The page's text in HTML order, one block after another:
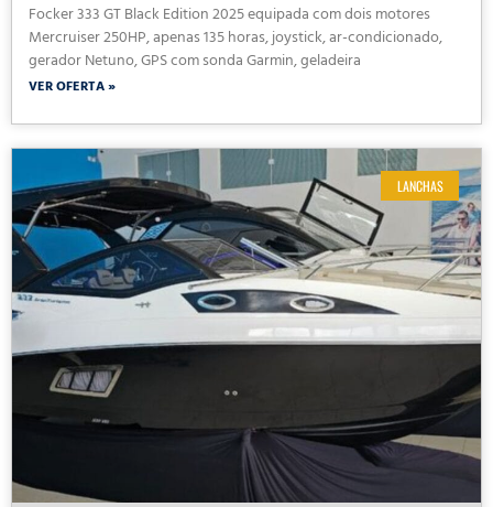
Focker 333 GT Black Edition 2025 equipada com dois motores
Mercruiser 250HP, apenas 135 horas, joystick, ar-condicionado,
gerador Netuno, GPS com sonda Garmin, geladeira
VER OFERTA »
LANCHAS